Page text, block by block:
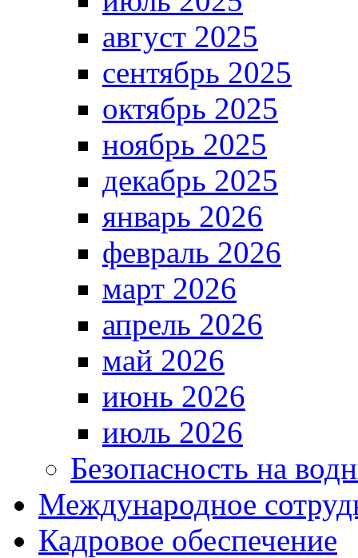
август 2025
сентябрь 2025
октябрь 2025
ноябрь 2025
декабрь 2025
январь 2026
февраль 2026
март 2026
апрель 2026
май 2026
июнь 2026
июль 2026
Безопасность на
Международное
Кадровое обеспечение